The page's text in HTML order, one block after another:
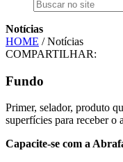
Notícias
HOME / Notícias
COMPARTILHAR:
Fundo
Primer, selador, produto
superfícies para receber o
Capacite-se com a